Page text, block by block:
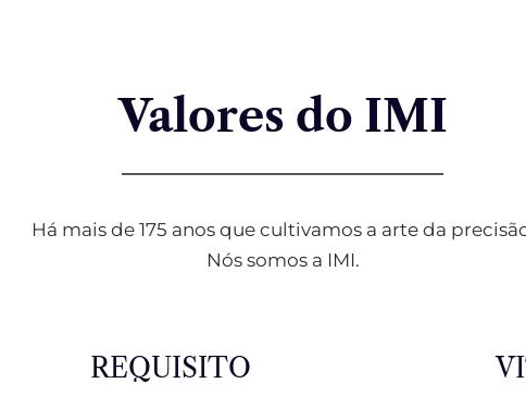
Valores do IMI
Há mais de 175 anos que cultivamos a arte da
Nós somos a IMI.
REQUISITO